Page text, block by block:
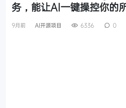
务，能让AI一键操控你的
9月前 AI开源项目 6336 0